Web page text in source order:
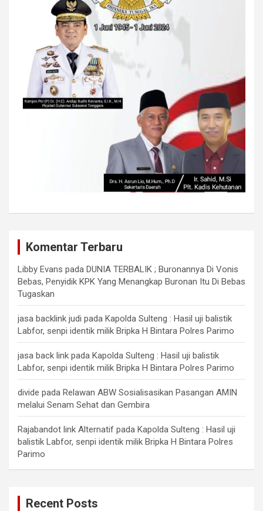
Komentar Terbaru
Libby Evans pada DUNIA TERBALIK ; Buronannya Di Vonis
Bebas, Penyidik KPK Yang Menangkap Buronan Itu Di Bebas
Tugaskan
jasa backlink judi pada Kapolda Sulteng : Hasil uji balistik
Labfor, senpi identik milik Bripka H Bintara Polres Parimo
jasa back link pada Kapolda Sulteng : Hasil uji balistik
Labfor, senpi identik milik Bripka H Bintara Polres Parimo
divide pada Relawan ABW Sosialisasikan Pasangan AMIN
melalui Senam Sehat dan Gembira
Rajabandot link Alternatif pada Kapolda Sulteng : Hasil uji
balistik Labfor, senpi identik milik Bripka H Bintara Polres
Parimo
Recent Posts